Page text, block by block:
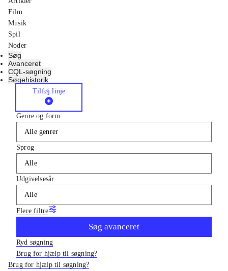
Film
Musik
Spil
Noder
Søg
Avanceret
CQL-søgning
Søgehistorik
Tilføj linje
Genre og form
Alle genrer
Sprog
Alle
Udgivelsesår
Alle
Flere filtre
Søg avanceret
Ryd søgning
Brug for hjælp til søgning?
Brug for hjælp til søgning?